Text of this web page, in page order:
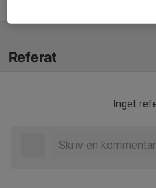
Referat
Inget